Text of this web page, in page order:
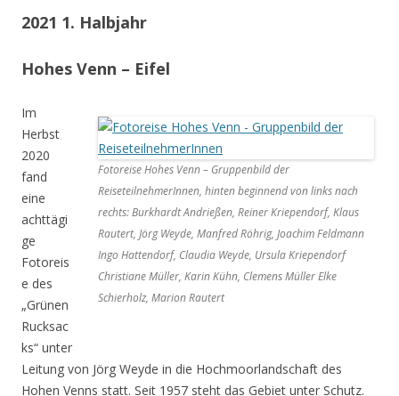
2021 1. Halbjahr
Hohes Venn – Eifel
Fotoreise Hohes Venn – Gruppenbild der
ReiseteilnehmerInnen, hinten beginnend von links nach
rechts: Burkhardt Andrießen, Reiner Kriependorf, Klaus
Rautert, Jörg Weyde, Manfred Röhrig, Joachim Feldmann
Ingo Hattendorf, Claudia Weyde, Ursula Kriependorf
Christiane Müller, Karin Kühn, Clemens Müller Elke
Schierholz, Marion Rautert
Im
Herbst
2020
fand
eine
achttägi
ge
Fotoreis
e des
„Grünen
Rucksac
ks“ unter
Leitung von Jörg Weyde in die Hochmoorlandschaft des
Hohen Venns statt. Seit 1957 steht das Gebiet unter Schutz.